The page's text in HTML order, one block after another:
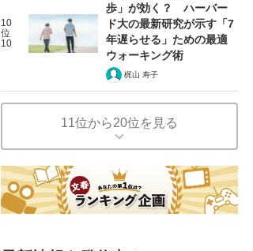
10
位
10
歩」が効く？ ハーバー
ド大の最新研究が示す「7
年遅らせる」ための最適
ウォーキング術
梶山 寿子
11位から20位を見る